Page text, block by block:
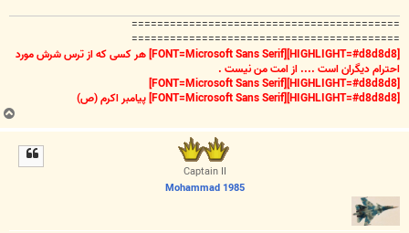
==========================================
==========================================
[HIGHLIGHT=#d8d8d8][FONT=Microsoft Sans Serif] هر کسی که از ترس شرش مورد
احترام دیگران است .... از امت من نیست .
[HIGHLIGHT=#d8d8d8][FONT=Microsoft Sans Serif]
[HIGHLIGHT=#d8d8d8][FONT=Microsoft Sans Serif] پیامبر اکرم (ص)
Captain II
Mohammad 1985